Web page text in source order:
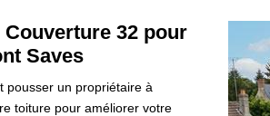
32 pour
Saves
pousser un propriétaire à
toiture pour améliorer votre